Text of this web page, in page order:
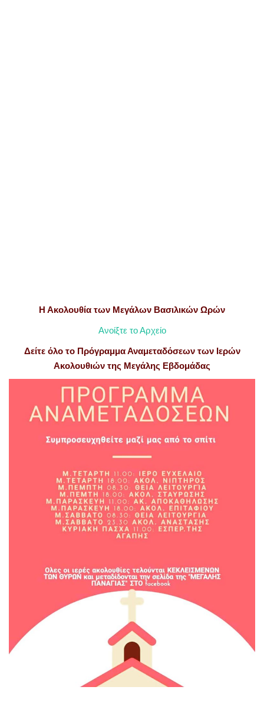
Η Ακολουθία των Μεγάλων Βασιλικών Ωρών
Ανοίξτε το Αρχείο
Δείτε όλο το Πρόγραμμα Αναμεταδόσεων των Ιερών
Ακολουθιών της Μεγάλης Εβδομάδας